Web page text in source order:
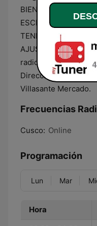
BIENVENIDOS A
ESCRÍBENOS Y
TENEMOS UN PLAN
AJUSTA A TUS
Dirección de Radio
Villasante Mercado.
Frecuencias
Cusco: Online
Programación
Lun Mar
Hora